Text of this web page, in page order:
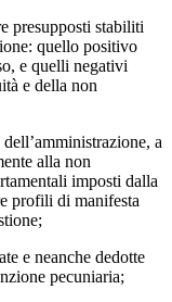
presupposti stabiliti
quello positivo
e quelli negativi
e della non
a
alla non
imposti dalla
profili di manifesta
e neanche dedotte
pecuniaria;